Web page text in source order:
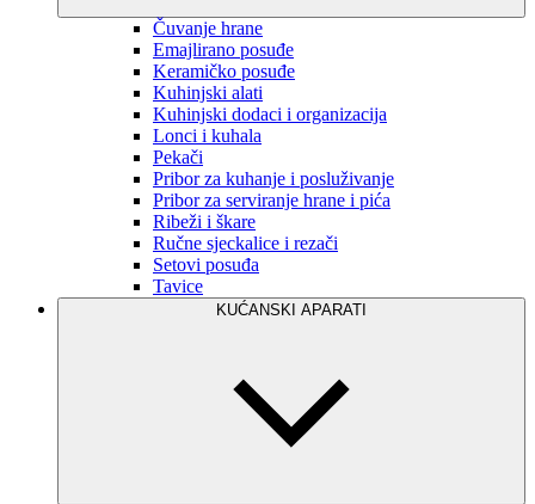
Čuvanje hrane
Emajlirano posuđe
Keramičko posuđe
Kuhinjski alati
Kuhinjski dodaci i organizacija
Lonci i kuhala
Pekači
Pribor za kuhanje i posluživanje
Pribor za serviranje hrane i pića
Ribeži i škare
Ručne sjeckalice i rezači
Setovi posuđa
Tavice
KUĆANSKI APARATI